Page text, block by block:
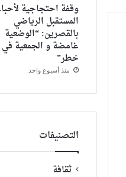
وقفة احتجاجية
المستقبل الرياضي
بالقصرين: “الوضعية
غامضة و الجمعية في
خطر”
منذ أسبوع واحد
التصنيفات
ثقافة